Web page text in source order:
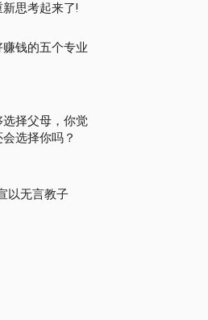
思考起来了!
钱的五个专业
择父母，你觉
选择你吗？
以无言教子